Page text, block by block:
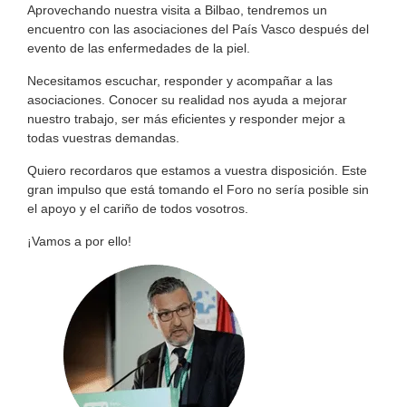
Aprovechando nuestra visita a Bilbao, tendremos un
encuentro con las asociaciones del País Vasco después del
evento de las enfermedades de la piel.
Necesitamos escuchar, responder y acompañar a las
asociaciones. Conocer su realidad nos ayuda a mejorar
nuestro trabajo, ser más eficientes y responder mejor a
todas vuestras demandas.
Quiero recordaros que estamos a vuestra disposición. Este
gran impulso que está tomando el Foro no sería posible sin
el apoyo y el cariño de todos vosotros.
¡Vamos a por ello!